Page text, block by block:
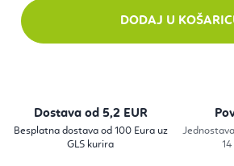
DODAJ U
Dostava od 5,2 EUR
Besplatna dostava od 100 Eura uz
GLS kurira